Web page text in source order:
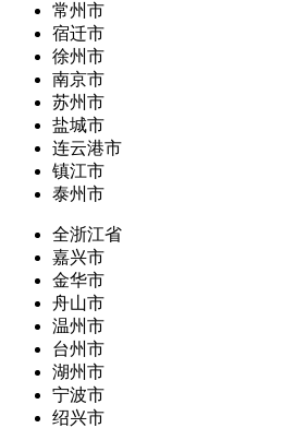
常州市
宿迁市
徐州市
南京市
苏州市
盐城市
连云港市
镇江市
泰州市
全浙江省
嘉兴市
金华市
舟山市
温州市
台州市
湖州市
宁波市
绍兴市